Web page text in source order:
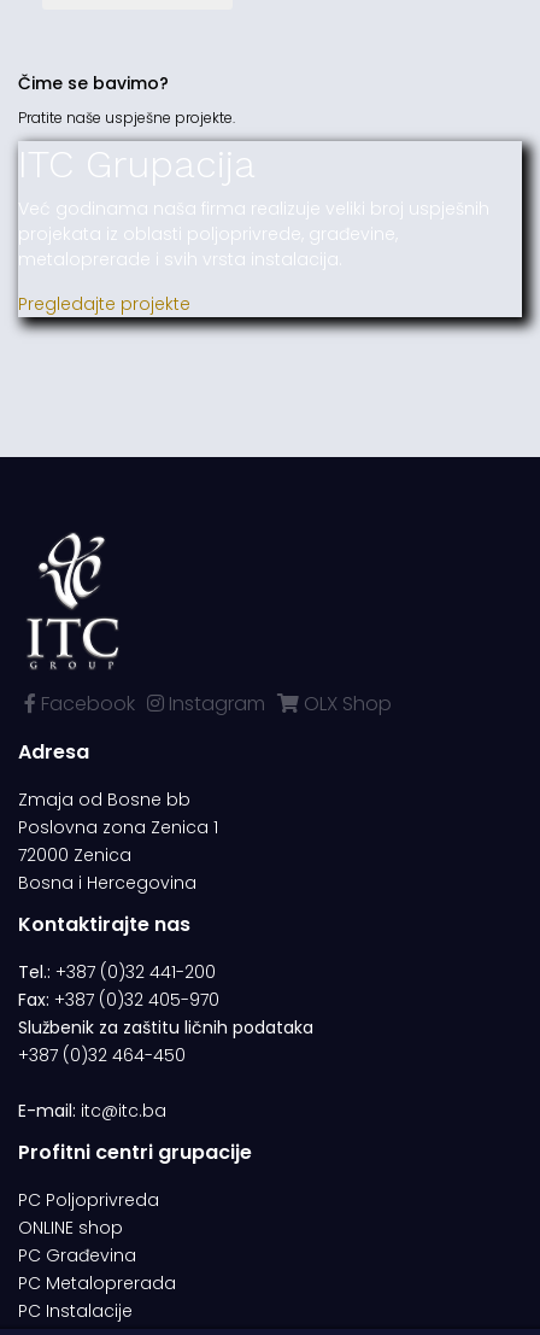
Čime se bavimo?
Pratite naše uspješne projekte.
ITC Grupacija
Već godinama naša firma realizuje veliki broj uspješnih
projekata iz oblasti poljoprivrede, građevine,
metaloprerade i svih vrsta instalacija.
Pregledajte projekte
Facebook Instagram
OLX Shop
Adresa
Zmaja od Bosne bb
Poslovna zona Zenica 1
72000 Zenica
Bosna i Hercegovina
Kontaktirajte nas
Tel.: +387 (0)32 441-200
Fax: +387 (0)32 405-970
Službenik za zaštitu ličnih podataka
+387 (0)32 464-450
E-mail: itc@itc.ba
Profitni centri grupacije
PC Poljoprivreda
ONLINE shop
PC Građevina
PC Metaloprerada
PC Instalacije